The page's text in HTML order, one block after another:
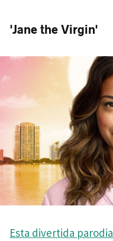
'Jane the Virgin'
Esta divertida parodia